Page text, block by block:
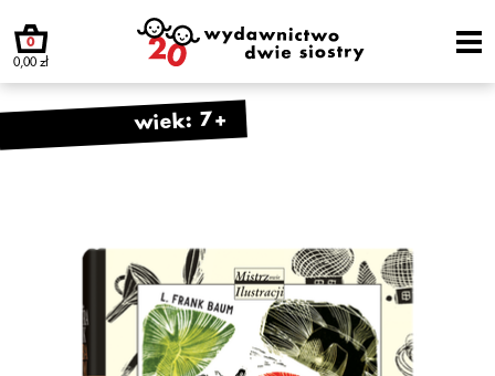
0
0,00 zł
wiek: 7+